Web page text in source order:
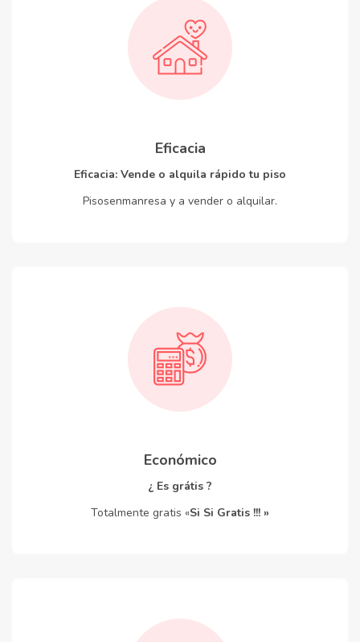
Eficacia
Eficacia: Vende o alquila rápido tu piso
Pisosenmanresa y a vender o alquilar.
Económico
¿ Es grátis ?
Totalmente gratis «Si Si Gratis !!! »